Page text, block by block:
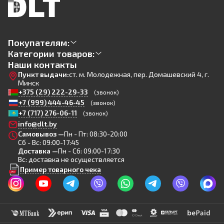
Покупателям:
Категории товаров:
Наши контакты
Пункт выдачи:ст. м. Молодежная, пер. Домашевский 4, г.
Минск
+375 (29) 222-29-33
(звонок)
+7 (999) 444-46-45 (звонок)
+7 (717) 276-06-11 (звонок)
info@dlt.by
Самовывоз —Пн - Пт: 08:30-20:00
Сб - Вс: 09:00-17:45
Доставка —Пн - Сб: 09:00-17:30
Вс: доставка не осуществляется
Пример товарного чека